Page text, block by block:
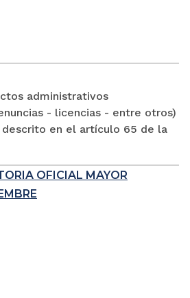
administrativos
- licencias - entre otros)
en el artículo 65 de la
OFICIAL MAYOR